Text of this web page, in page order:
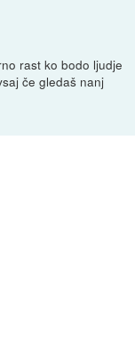
rast ko bodo ljudje
če gledaš nanj